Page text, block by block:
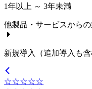
1年以上 ～ 3年未満
他製品・サービスから
新規導入（追加導入も含
☆☆☆☆☆